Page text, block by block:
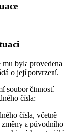
byla provedena
o její potvrzení.
soubor činností
čísla:
čísla, včetně
a původního